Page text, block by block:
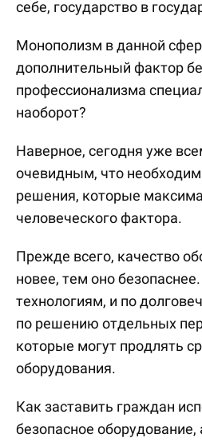
себе, государство в
Монополизм в данной
дополнительный фактор
профессионализма
наоборот?
Наверное, сегодня уже
очевидным, что
решения, которые
человеческого фактора.
Прежде всего, качество
новее, тем оно
технологиям, и по
по решению отдельных
которые могут продлять
оборудования.
Как заставить граждан
безопасное оборудование,